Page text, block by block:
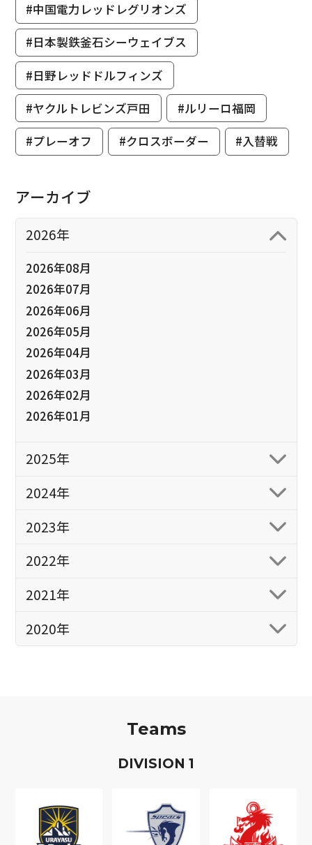
#中国電力レッドレグリオンズ
#日本製鉄釜石シーウェイブス
#日野レッドドルフィンズ
#ヤクルトレビンズ戸田
#ルリーロ福岡
#プレーオフ
#クロスボーダー #入替戦
アーカイブ
2026年
2026年08月
2026年07月
2026年06月
2026年05月
2026年04月
2026年03月
2026年02月
2026年01月
2025年
2024年
2023年
2022年
2021年
2020年
Teams
DIVISION 1